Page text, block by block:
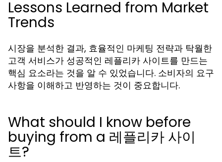
Lessons Learned from Market
Trends
시장을 분석한 결과, 효율적인 마케팅 전략과 탁월한
고객 서비스가 성공적인 레플리카 사이트를 만드는
핵심 요소라는 것을 알 수 있었습니다. 소비자의 요구
사항을 이해하고 반영하는 것이 중요합니다.
What should I know before
buying from a 레플리카 사이
트?